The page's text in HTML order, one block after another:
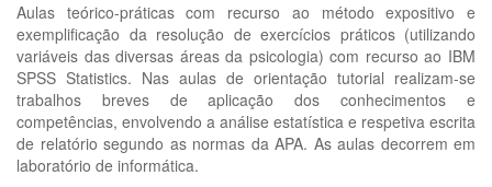
Aulas teórico-práticas com recurso ao método expositivo e
exemplificação da resolução de exercícios práticos (utilizando
variáveis das diversas áreas da psicologia) com recurso ao IBM
SPSS Statistics. Nas aulas de orientação tutorial realizam-se
trabalhos breves de aplicação dos conhecimentos e
competências, envolvendo a análise estatística e respetiva escrita
de relatório segundo as normas da APA. As aulas decorrem em
laboratório de informática.